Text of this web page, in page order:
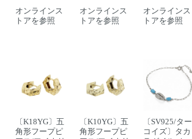
オンラインス
トアを参照
オンラインス
トアを参照
オンラインス
トアを参照
〔K18YG〕五
角形フープピ
〔K10YG〕五
角形フープピ
〔SV925/ター
コイズ〕タカ